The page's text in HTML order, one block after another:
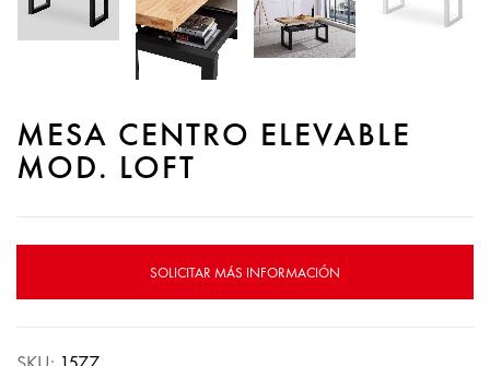
MESA CENTRO ELEVABLE
MOD. LOFT
SOLICITAR MÁS INFORMACIÓN